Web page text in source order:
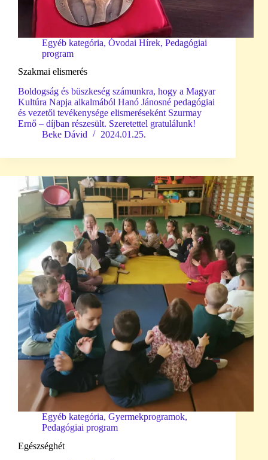
Egyéb kategória, Óvodai Hírek, Pedagógiai
program
Szakmai elismerés
Boldogság és büszkeség számunkra, hogy a Magyar
Kultúra Napja alkalmából Hanó Jánosné pedagógiai
és vezetői tevékenysége elismeréseként Szurmay
Ernő – díjban részesült. Szeretettel gratulálunk!
Beke Dávid
2024.01.25.
Egyéb kategória, Gyermekprogramok,
Pedagógiai program
Egészséghét